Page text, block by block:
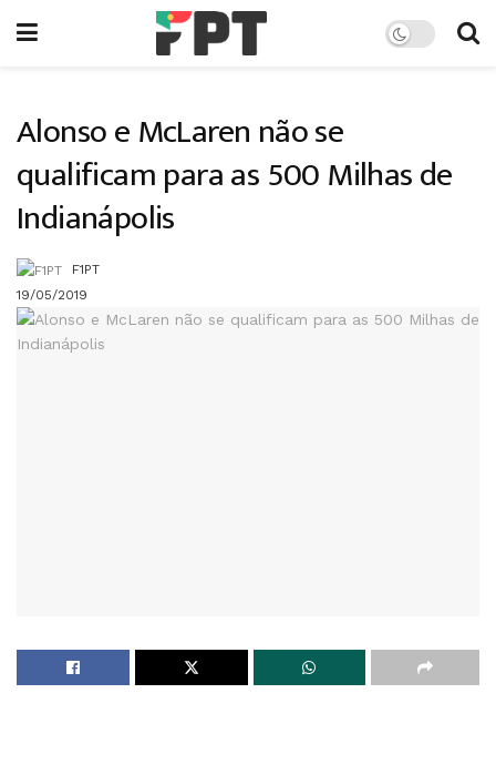
Alonso e McLaren não se
qualificam para as 500 Milhas de
Indianápolis
F1PT
19/05/2019